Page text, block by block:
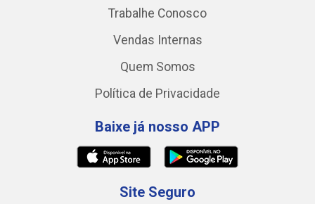
Trabalhe Conosco
Vendas Internas
Quem Somos
Política de Privacidade
Baixe já nosso APP
Site Seguro